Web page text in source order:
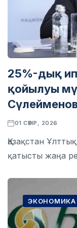
25%-дық
қойылуы
01 СӘУІР, 2026
Қазақстан
қатысты жаңа
ЭКОНОМИКА